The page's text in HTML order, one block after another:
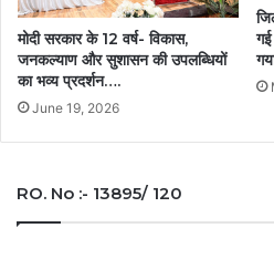
मोदी सरकार के 12 वर्ष- विकास,
जनकल्याण और सुशासन की उपलब्धियों
का भव्य प्रदर्शन….
June 19, 2026
गई
RO. No :- 13895/ 120